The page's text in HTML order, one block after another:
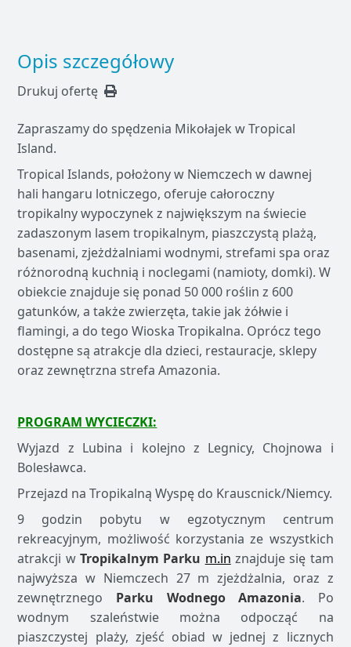
Opis szczegółowy
Drukuj ofertę
Zapraszamy do spędzenia Mikołajek w Tropical
Island.
Tropical Islands, położony w Niemczech w dawnej
hali hangaru lotniczego, oferuje całoroczny
tropikalny wypoczynek z największym na świecie
zadaszonym lasem tropikalnym, piaszczystą plażą,
basenami, zjeżdżalniami wodnymi, strefami spa oraz
różnorodną kuchnią i noclegami (namioty, domki). W
obiekcie znajduje się ponad 50 000 roślin z 600
gatunków, a także zwierzęta, takie jak żółwie i
flamingi, a do tego Wioska Tropikalna. Oprócz tego
dostępne są atrakcje dla dzieci, restauracje, sklepy
oraz zewnętrzna strefa Amazonia.
PROGRAM WYCIECZKI:
Wyjazd z Lubina i kolejno z Legnicy, Chojnowa i
Bolesławca.
Przejazd na Tropikalną Wyspę do Krauscnick/Niemcy.
9 godzin pobytu w egzotycznym centrum
rekreacyjnym, możliwość korzystania ze wszystkich
atrakcji wTropikalnym Parku m.in znajduje się tam
najwyższa w Niemczech 27 m zjeżdżalnia, oraz z
zewnętrznego Parku Wodnego Amazonia. Po
wodnym szaleństwie można odpocząć na
piaszczystej plaży, zjeść obiad w jednej z licznych